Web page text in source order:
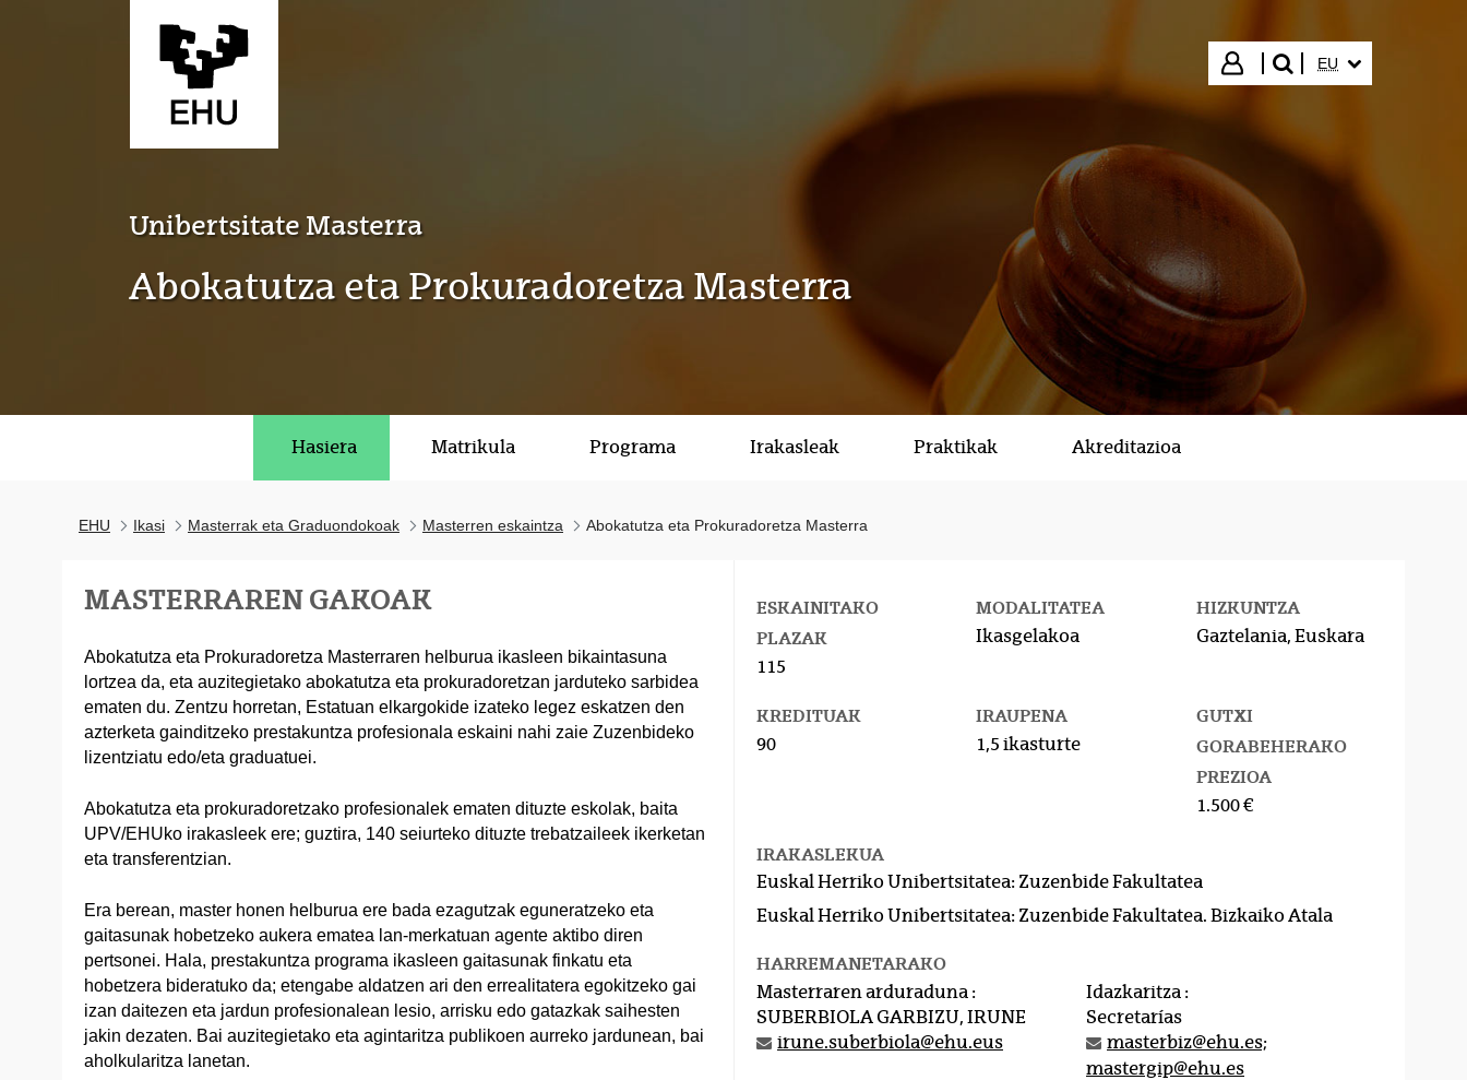
Hasi saioa
bilatu"
EU
Unibertsitate Masterra
Abokatutza eta Prokuradoretza Masterra
Hasiera Matrikula Programa Irakasleak Praktikak Akreditazioa
EHU Ikasi Masterrak eta Graduondokoak Masterren eskaintza Abokatutza eta Prokuradoretza Masterra
MASTERRAREN GAKOAK
Abokatutza eta Prokuradoretza Masterraren helburua ikasleen bikaintasuna
lortzea da, eta auzitegietako abokatutza eta prokuradoretzan jarduteko sarbidea
ematen du. Zentzu horretan, Estatuan elkargokide izateko legez eskatzen den
azterketa gainditzeko prestakuntza profesionala eskaini nahi zaie Zuzenbideko
lizentziatu edo/eta graduatuei.
Abokatutza eta prokuradoretzako profesionalek ematen dituzte eskolak, baita
UPV/EHUko irakasleek ere; guztira, 140 seiurteko dituzte trebatzaileek ikerketan
eta transferentzian.
Era berean, master honen helburua ere bada ezagutzak eguneratzeko eta
gaitasunak hobetzeko aukera ematea lan-merkatuan agente aktibo diren
pertsonei. Hala, prestakuntza programa ikasleen gaitasunak finkatu eta
hobetzera bideratuko da; etengabe aldatzen ari den errealitatera egokitzeko gai
izan daitezen eta jardun profesionalean lesio, arrisku edo gatazkak saihesten
jakin dezaten. Bai auzitegietako eta agintaritza publikoen aurreko jardunean, bai
aholkularitza lanetan.
ESKAINITAKO
PLAZAK
115
MODALITATEA
Ikasgelakoa
HIZKUNTZA
Gaztelania, Euskara
KREDITUAK
90
IRAUPENA
1,5 ikasturte
GUTXI
GORABEHERAKO
PREZIOA
1.500 €
IRAKASLEKUA
Euskal Herriko Unibertsitatea: Zuzenbide Fakultatea
Euskal Herriko Unibertsitatea: Zuzenbide Fakultatea. Bizkaiko Atala
HARREMANETARAKO
Masterraren arduraduna :
SUBERBIOLA GARBIZU, IRUNE
irune.suberbiola@ehu.eus
Idazkaritza :
Secretarías
masterbiz@ehu.es;
mastergip@ehu.es